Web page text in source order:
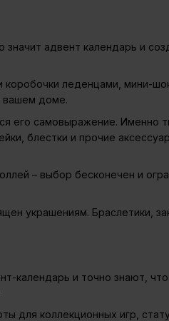
адвент календарь и
леденцами, мини-
вашем доме.
его самовыражение. Именно
блестки и прочие
– выбор бесконечен и
украшениям. Браслетики,
календарь и точно знают,
для коллекционных игр,